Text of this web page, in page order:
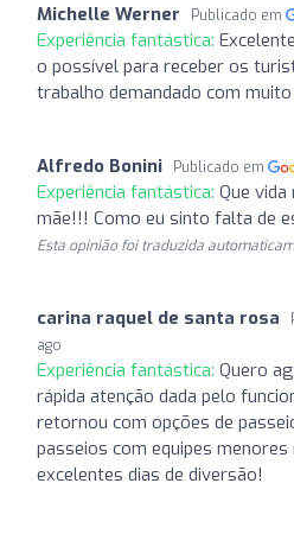
Michelle Werner Publicado em
Experiência fantástica:
o possível para receber os
trabalho demandado com
Alfredo Bonini Publicado em
Experiência fantástica: Que vida
mãe!!! Como eu sinto falta de
Esta opinião foi traduzida
carina raquel de santa rosa
ago
Experiência fantástica: Quero
rápida atenção dada pelo
retornou com opções de
passeios com equipes
excelentes dias de diversão!